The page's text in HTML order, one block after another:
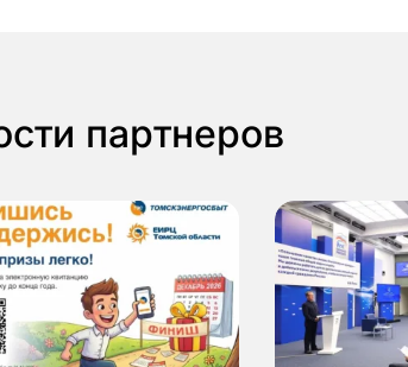
партнеров